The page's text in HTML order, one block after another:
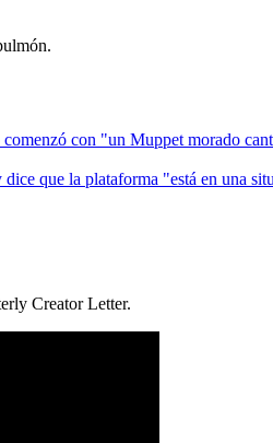
con "un Muppet morado
que la plataforma "está en una
Creator Letter.